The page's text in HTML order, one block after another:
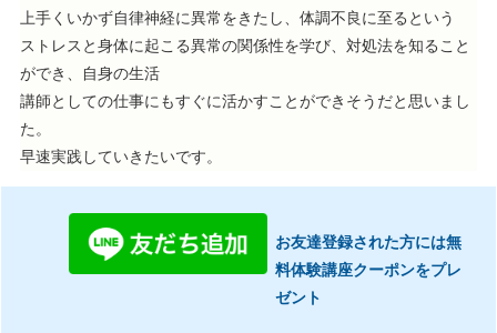
上手くいかず自律神経に異常をきたし、体調不良に至るという
ストレスと身体に起こる異常の関係性を学び、対処法を知ること
ができ、自身の生活
講師としての仕事にもすぐに活かすことができそうだと思いまし
た。
早速実践していきたいです。
お友達登録された方には無
料体験講座クーポンをプレ
ゼント